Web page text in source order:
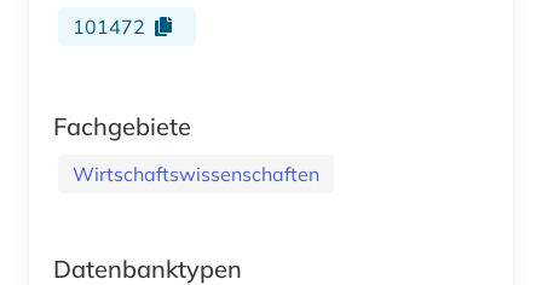
101472
Fachgebiete
Wirtschaftswissenschaften
Datenbanktypen